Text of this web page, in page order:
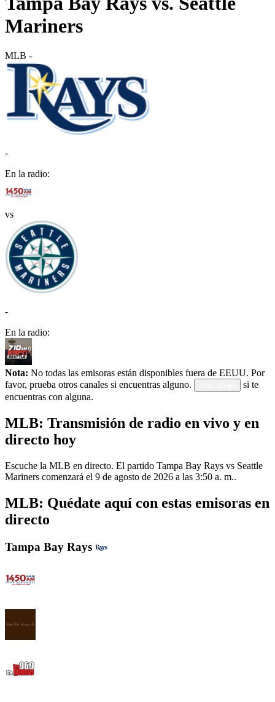
Mariners
MLB -
-
En la radio:
vs
-
En la radio:
Nota: No todas las emisoras están disponibles fuera de EEUU. Por
favor, prueba otros canales si encuentras alguno.
si te
encuentras con alguna.
MLB: Transmisión de radio en vivo y en
directo hoy
Escuche la MLB en directo. El partido Tampa Bay Rays vs Seattle
Mariners comenzará el 9 de agosto de 2026 a las 3:50 a. m..
MLB: Quédate aquí con estas emisoras en
directo
Tampa Bay Rays